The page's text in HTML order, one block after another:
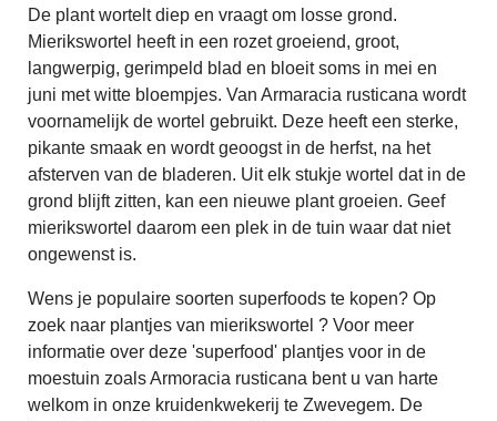
De plant wortelt diep en vraagt om losse grond.
Mierikswortel heeft in een rozet groeiend, groot,
langwerpig, gerimpeld blad en bloeit soms in mei en
juni met witte bloempjes. Van Armaracia rusticana wordt
voornamelijk de wortel gebruikt. Deze heeft een sterke,
pikante smaak en wordt geoogst in de herfst, na het
afsterven van de bladeren. Uit elk stukje wortel dat in de
grond blijft zitten, kan een nieuwe plant groeien. Geef
mierikswortel daarom een plek in de tuin waar dat niet
ongewenst is.
Wens je populaire soorten superfoods te kopen? Op
zoek naar plantjes van mierikswortel ? Voor meer
informatie over deze 'superfood' plantjes voor in de
moestuin zoals Armoracia rusticana bent u van harte
welkom in onze kruidenkwekerij te Zwevegem. De